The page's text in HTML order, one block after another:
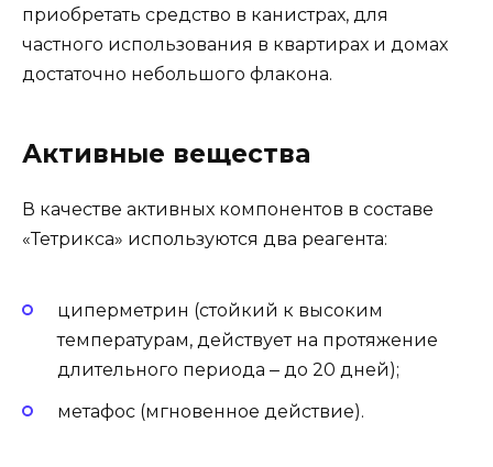
приобретать средство в канистрах, для
частного использования в квартирах и домах
достаточно небольшого флакона.
Активные вещества
В качестве активных компонентов в составе
«Тетрикса» используются два реагента:
циперметрин (стойкий к высоким
температурам, действует на протяжение
длительного периода ‒ до 20 дней);
метафос (мгновенное действие).